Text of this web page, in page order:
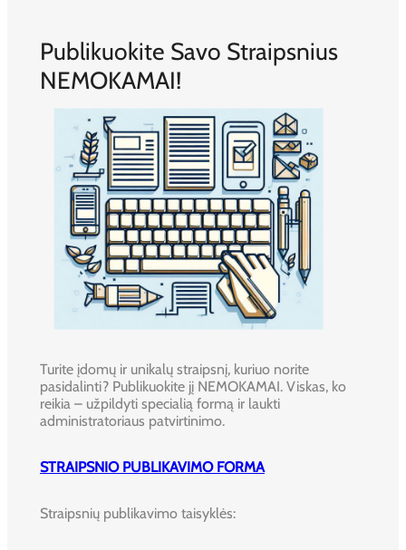
Publikuokite Savo Straipsnius
NEMOKAMAI!
Turite įdomų ir unikalų straipsnį, kuriuo norite
pasidalinti? Publikuokite jį NEMOKAMAI. Viskas, ko
reikia – užpildyti specialią formą ir laukti
administratoriaus patvirtinimo.
STRAIPSNIO PUBLIKAVIMO FORMA
Straipsnių publikavimo taisyklės: